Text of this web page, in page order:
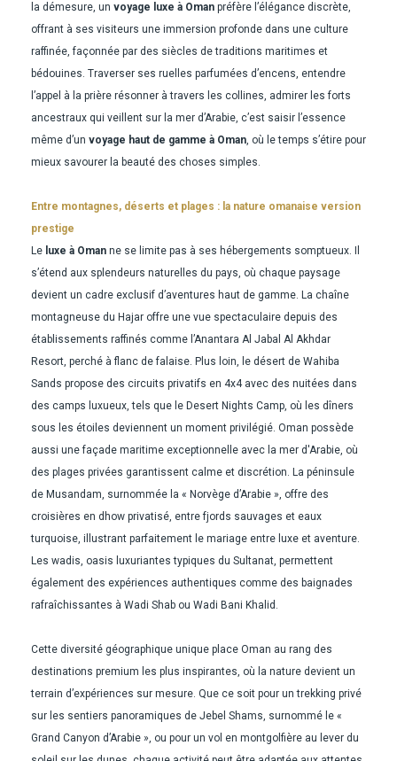
la démesure, un voyage luxe à Oman préfère l’élégance discrète,
offrant à ses visiteurs une immersion profonde dans une culture
raffinée, façonnée par des siècles de traditions maritimes et
bédouines. Traverser ses ruelles parfumées d’encens, entendre
l’appel à la prière résonner à travers les collines, admirer les forts
ancestraux qui veillent sur la mer d’Arabie, c’est saisir l’essence
même d’un voyage haut de gamme à Oman, où le temps s’étire pour
mieux savourer la beauté des choses simples.
Entre montagnes, déserts et plages : la nature omanaise version
prestige
Le luxe à Oman ne se limite pas à ses hébergements somptueux. Il
s’étend aux splendeurs naturelles du pays, où chaque paysage
devient un cadre exclusif d’aventures haut de gamme. La chaîne
montagneuse du Hajar offre une vue spectaculaire depuis des
établissements raffinés comme l’Anantara Al Jabal Al Akhdar
Resort, perché à flanc de falaise. Plus loin, le désert de Wahiba
Sands propose des circuits privatifs en 4x4 avec des nuitées dans
des camps luxueux, tels que le Desert Nights Camp, où les dîners
sous les étoiles deviennent un moment privilégié. Oman possède
aussi une façade maritime exceptionnelle avec la mer d'Arabie, où
des plages privées garantissent calme et discrétion. La péninsule
de Musandam, surnommée la « Norvège d’Arabie », offre des
croisières en dhow privatisé, entre fjords sauvages et eaux
turquoise, illustrant parfaitement le mariage entre luxe et aventure.
Les wadis, oasis luxuriantes typiques du Sultanat, permettent
également des expériences authentiques comme des baignades
rafraîchissantes à Wadi Shab ou Wadi Bani Khalid.
Cette diversité géographique unique place Oman au rang des
destinations premium les plus inspirantes, où la nature devient un
terrain d’expériences sur mesure. Que ce soit pour un trekking privé
sur les sentiers panoramiques de Jebel Shams, surnommé le «
Grand Canyon d’Arabie », ou pour un vol en montgolfière au lever du